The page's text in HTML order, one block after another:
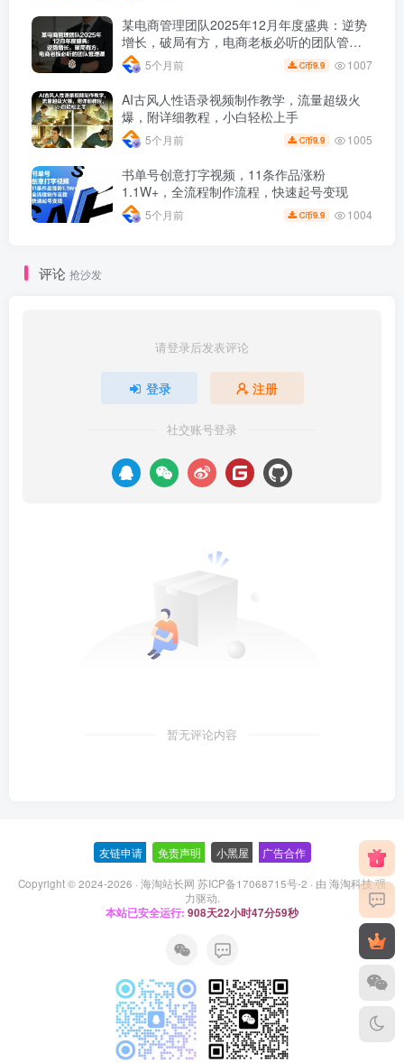
某电商管理团队2025年12月年度盛典：逆势
增长，破局有方，电商老板必听的团队管理
课
5个月前 C币9.9 1007
AI古风人性语录视频制作教学，流量超级火
爆，附详细教程，小白轻松上手
5个月前 C币9.9 1005
书单号创意打字视频，11条作品涨粉
1.1W+，全流程制作流程，快速起号变现
5个月前 C币9.9 1004
评论 抢沙发
请登录后发表评论
登录 注册
社交账号登录
暂无评论内容
友链申请 免责声明 小黑屋 广告合作
Copyright © 2024-2026 · 海淘站长网 苏ICP备17068715号-2 · 由 海淘科技强
力驱动.
本站已安全运行: 908天22小时47分59秒